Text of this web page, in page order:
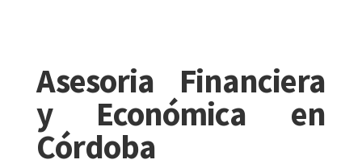
Asesoria Financiera
y Económica en
Córdoba